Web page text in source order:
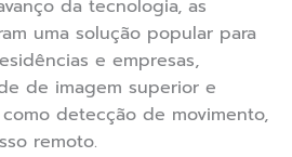
da tecnologia, as
uma solução popular para
e empresas,
de imagem superior e
detecção de movimento,
remoto.